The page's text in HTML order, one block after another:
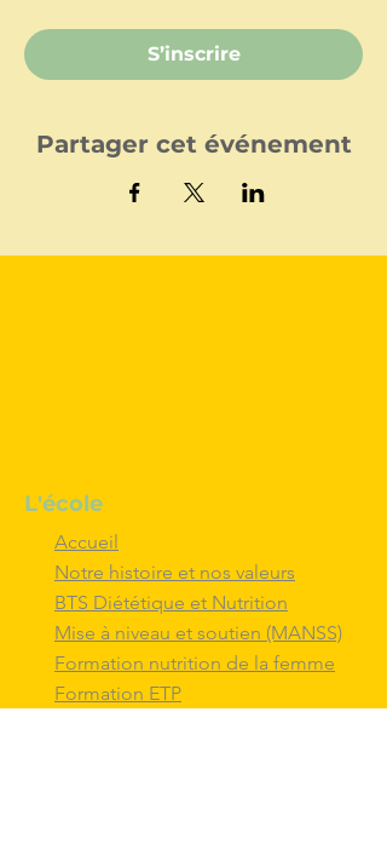
S’inscrire
Partager cet événement
L'école
Accueil
Notre histoire et nos valeurs
BTS Diététique et Nutrition
Mise à niveau et soutien (MANSS)
Formation nutrition de la femme
Formation ETP